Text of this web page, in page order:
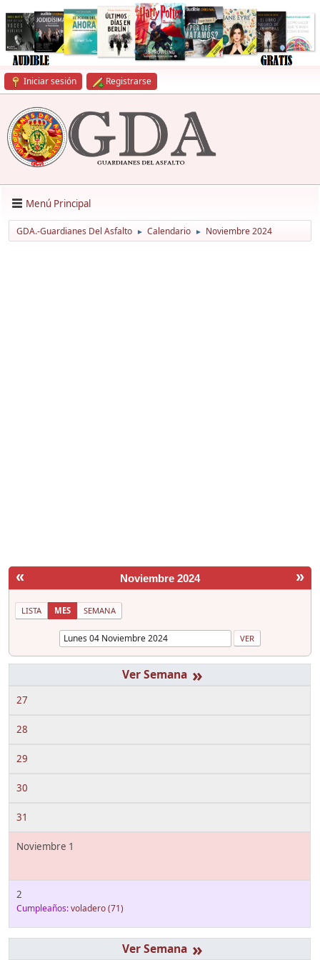
Iniciar sesión Registrarse
Menú Principal
GDA.-Guardianes Del Asfalto ► Calendario ► Noviembre 2024
« »
Noviembre 2024
LISTA MES SEMANA
»
27
28
29
30
31
Noviembre 1
2
Cumpleaños:voladero(71)
»